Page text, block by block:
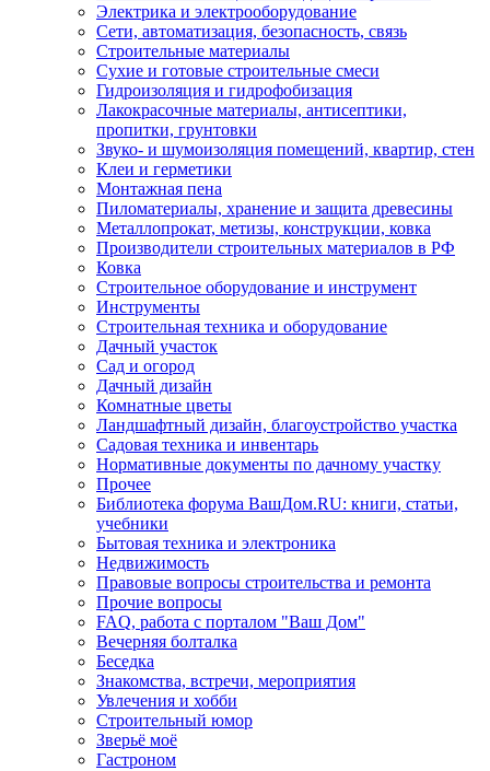
Электрика и электрооборудование
Сети, автоматизация, безопасность, связь
Строительные материалы
Сухие и готовые строительные смеси
Гидроизоляция и гидрофобизация
Лакокрасочные материалы, антисептики,
пропитки, грунтовки
Звуко- и шумоизоляция помещений, квартир, стен
Клеи и герметики
Монтажная пена
Пиломатериалы, хранение и защита древесины
Металлопрокат, метизы, конструкции, ковка
Производители строительных материалов в РФ
Ковка
Строительное оборудование и инструмент
Инструменты
Строительная техника и оборудование
Дачный участок
Сад и огород
Дачный дизайн
Комнатные цветы
Ландшафтный дизайн, благоустройство участка
Садовая техника и инвентарь
Нормативные документы по дачному участку
Прочее
Библиотека форума ВашДом.RU: книги, статьи,
учебники
Бытовая техника и электроника
Недвижимость
Правовые вопросы строительства и ремонта
Прочие вопросы
FAQ, работа с порталом "Ваш Дом"
Вечерняя болталка
Беседка
Знакомства, встречи, мероприятия
Увлечения и хобби
Строительный юмор
Зверьё моё
Гастроном